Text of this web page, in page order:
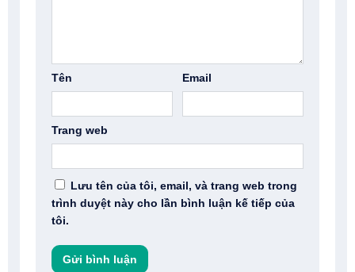
Tên Email
Trang web
Lưu tên của tôi, email, và trang web trong
trình duyệt này cho lần bình luận kế tiếp của
tôi.